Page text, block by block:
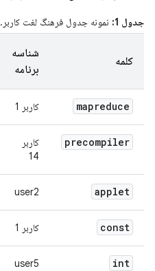
جدول 1: نمونه جدول فرهنگ لغت کاربر.
کلمه
شناسه
برنامه
mapreduce کاربر 1
precompiler
کاربر
14
applet
user2
const کاربر 1
int
user5